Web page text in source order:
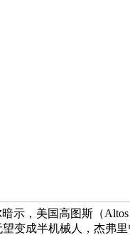
示，美国高图斯（
变成半机械人，杰弗